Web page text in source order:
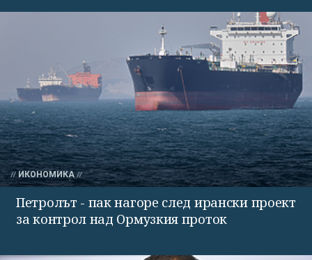
ИКОНОМИКА
Петролът - пак нагоре след ирански проект
за контрол над Ормузкия проток